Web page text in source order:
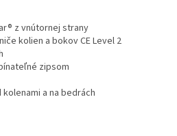
z vnútornej strany
kolien a bokov CE Level 2
zipsom
a na bedrách